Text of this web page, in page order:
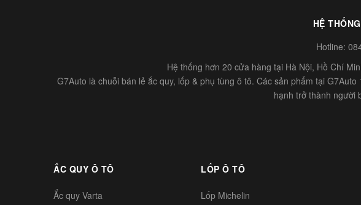
HỆ
Hotline:
Hệ thống hơn 20 cửa hàng tại Hà Nội, Hồ Chí
G7Auto là chuỗi bán lẻ ắc quy, lốp & phụ tùng ô tô. Các sản phẩm tại
hạnh trở thành người
ẮC QUY Ô TÔ
Ắc quy Varta
LỐP Ô TÔ
Lốp Michelin